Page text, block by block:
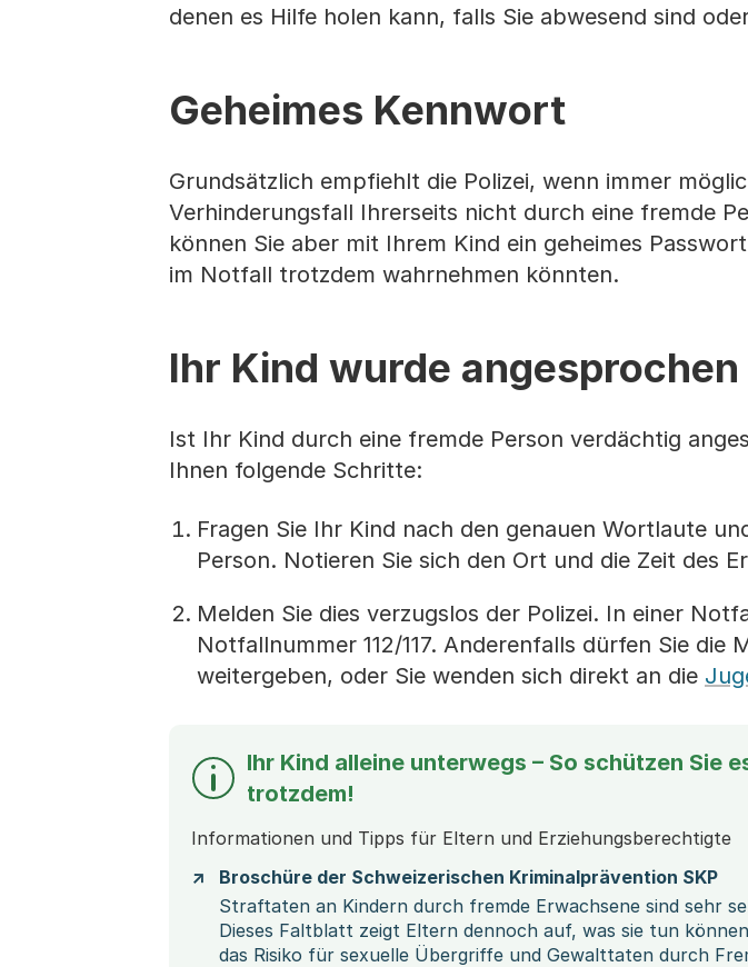
denen es Hilfe holen kann, falls Sie abwesend sind
Geheimes Kennwort
Grundsätzlich empfiehlt die Polizei, wenn immer
Verhinderungsfall Ihrerseits nicht durch eine fremde
können Sie aber mit Ihrem Kind ein geheimes
im Notfall trotzdem wahrnehmen könnten.
Ihr Kind wurde angesprochen
Ist Ihr Kind durch eine fremde Person verdächtig
Ihnen folgende Schritte:
Fragen Sie Ihr Kind nach den genauen Wortlaute
Person. Notieren Sie sich den Ort und die Zeit des
Melden Sie dies verzugslos der Polizei. In einer
Notfallnummer 112/117. Anderenfalls dürfen Sie die
weitergeben, oder Sie wenden sich direkt an die
Ihr Kind alleine unterwegs – So schützen Sie
trotzdem!
Informationen und Tipps für Eltern und Erziehungsberechtigte
Broschüre der Schweizerischen Kriminalprävention SKP
Straftaten an Kindern durch fremde Erwachsene sind sehr
Dieses Faltblatt zeigt Eltern dennoch auf, was sie tun
das Risiko für sexuelle Übergriffe und Gewalttaten durch